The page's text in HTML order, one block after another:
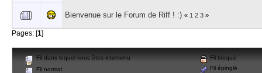
Bienvenue sur le Forum de Riff ! :) « 1 2 3 »
Pages: [1]
Fil dans lequel vous êtes intervenu
Fil normal
Fil bloqué
Fil épinglé